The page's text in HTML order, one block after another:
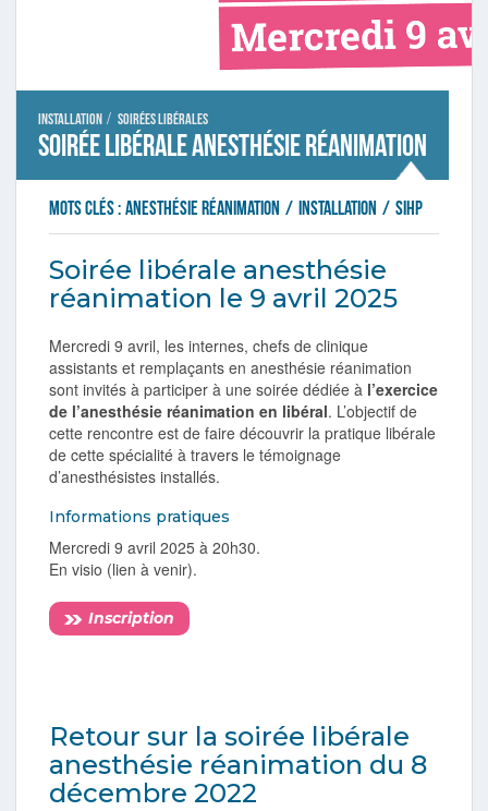
Installation / Soirées libérales
Soirée libérale anesthésie réanimation
Mots clés : anesthésie réanimation / installation / sihp
Soirée libérale anesthésie
réanimation le 9 avril 2025
Mercredi 9 avril, les internes, chefs de clinique
assistants et remplaçants en anesthésie réanimation
sont invités à participer à une soirée dédiée à l’exercice
de l’anesthésie réanimation en libéral. L’objectif de
cette rencontre est de faire découvrir la pratique libérale
de cette spécialité à travers le témoignage
d’anesthésistes installés.
Informations pratiques
Mercredi 9 avril 2025 à 20h30.
En visio (lien à venir).
Inscription
Retour sur la soirée libérale
anesthésie réanimation du 8
décembre 2022